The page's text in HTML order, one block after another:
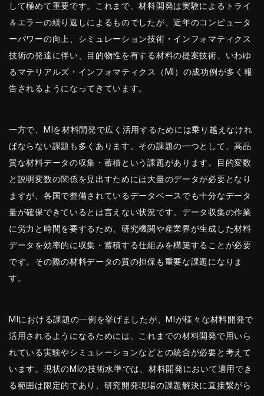
して極めて重要です。これまで、材料開発は実験によるトライ
＆エラーの繰り返しによるものでしたが、近年のコンピュータ
ーパワーの向上、シミュレーション技術・インフォマティクス
技術の発達に伴い、目的物性を有する材料の提案技術、いわゆ
るマテリアルズ・インフォマティクス（MI）の成功例が多く報
告されるようになってきています。
一方で、MIを材料開発で広く活用するためには乗り越えなけれ
ばならない課題も多くあります。その課題の一つとして、高品
質な材料データの収集・蓄積という課題があります。目的変数
と説明変数の関係を見出すためには大量のデータが必要となり
ますが、各国で整備されているデータベースでも十分なデータ
量が確保できているとは言えない状況です。データ収集の作業
に労力と時間を要するため、研究機関や産業界が生成した材料
データを効率的に収集・蓄積する仕組みを構築することが必要
です。その際の材料データの質の担保も重要な課題になりま
す。
MIにおける課題の一例を挙げましたが、MIが様々な材料開発で
活用されるようになるためには、これまでの材料開発で用いら
れている実験やシミュレーションなどとの統合が必要と考えて
います。現状のMIの技術水準では、材料開発において適用でき
る範囲は限定的であり、研究開発現場の課題解決に直接繋がら